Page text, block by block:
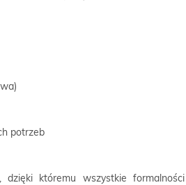
potrzeb
któremu wszystkie formalności